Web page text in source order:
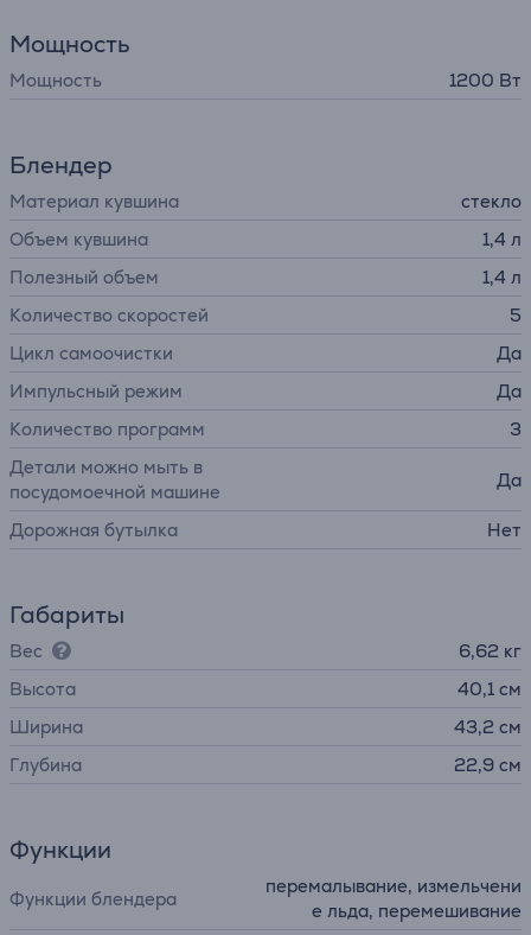
Мощность
Мощность 1200 Вт
Блендер
Материал кувшина
стекло
Объем кувшина
1,4 л
Полезный объем
1,4 л
Количество скоростей
5
Цикл самоочистки
Да
Импульсный режим
Да
Количество программ
3
Детали можно мыть в
посудомоечной машине
Да
Дорожная бутылка Нет
Габариты
Вес
6,62 кг
Высота
40,1 см
Ширина
43,2 см
Глубина
22,9 см
Функции
Функции блендера
перемалывание, измельчени
е льда, перемешивание